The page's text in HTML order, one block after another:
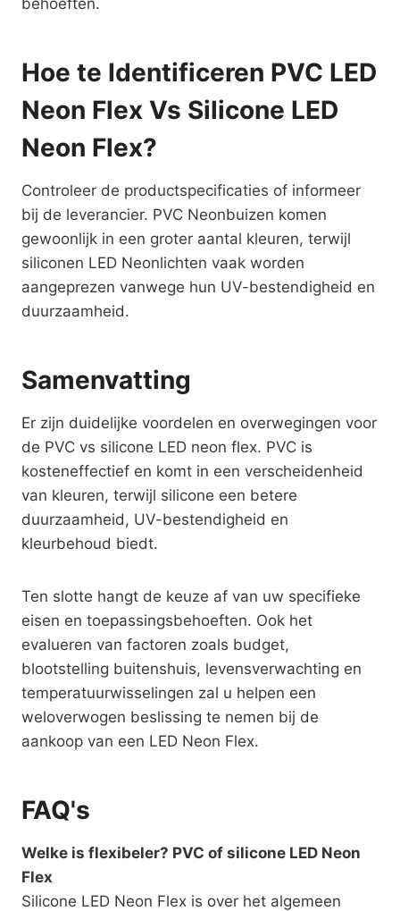
behoeften.
Hoe te Identificeren PVC LED
Neon Flex Vs Silicone LED
Neon Flex?
Controleer de productspecificaties of informeer
bij de leverancier. PVC Neonbuizen komen
gewoonlijk in een groter aantal kleuren, terwijl
siliconen LED Neonlichten vaak worden
aangeprezen vanwege hun UV-bestendigheid en
duurzaamheid.
Samenvatting
Er zijn duidelijke voordelen en overwegingen voor
de PVC vs silicone LED neon flex. PVC is
kosteneffectief en komt in een verscheidenheid
van kleuren, terwijl silicone een betere
duurzaamheid, UV-bestendigheid en
kleurbehoud biedt.
Ten slotte hangt de keuze af van uw specifieke
eisen en toepassingsbehoeften. Ook het
evalueren van factoren zoals budget,
blootstelling buitenshuis, levensverwachting en
temperatuurwisselingen zal u helpen een
weloverwogen beslissing te nemen bij de
aankoop van een LED Neon Flex.
FAQ's
Welke is flexibeler? PVC of silicone LED Neon
Flex
Silicone LED Neon Flex is over het algemeen